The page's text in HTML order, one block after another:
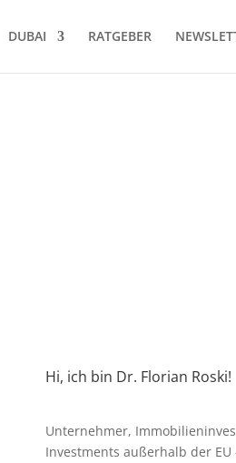
DUBAI RATGEBER
Hi, ich bin Dr. Florian Roski!
Unternehmer,
Investments außerhalb der EU